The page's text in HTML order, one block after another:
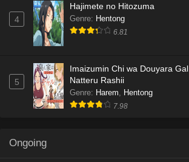
4
Hajimete no Hitozuma
Genre: Hentong
6.81
5
Imaizumin Chi wa Douyara
Natteru Rashii
Genre: Harem Hentong
7.98
Ongoing